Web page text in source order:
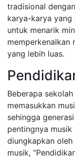
tradisional
karya-karya yang
untuk menarik
memperkenalkan
yang lebih luas.
Beberapa
memasukkan
sehingga
pentingnya
diungkapkan oleh
musik,